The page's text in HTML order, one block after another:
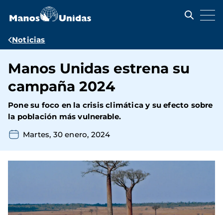
contenido
Ruta
navegación
Noticias
Manos Unidas estrena su
campaña 2024
Pone su foco en la crisis climática y su efecto sobre
la población más vulnerable.
Martes, 30 enero, 2024